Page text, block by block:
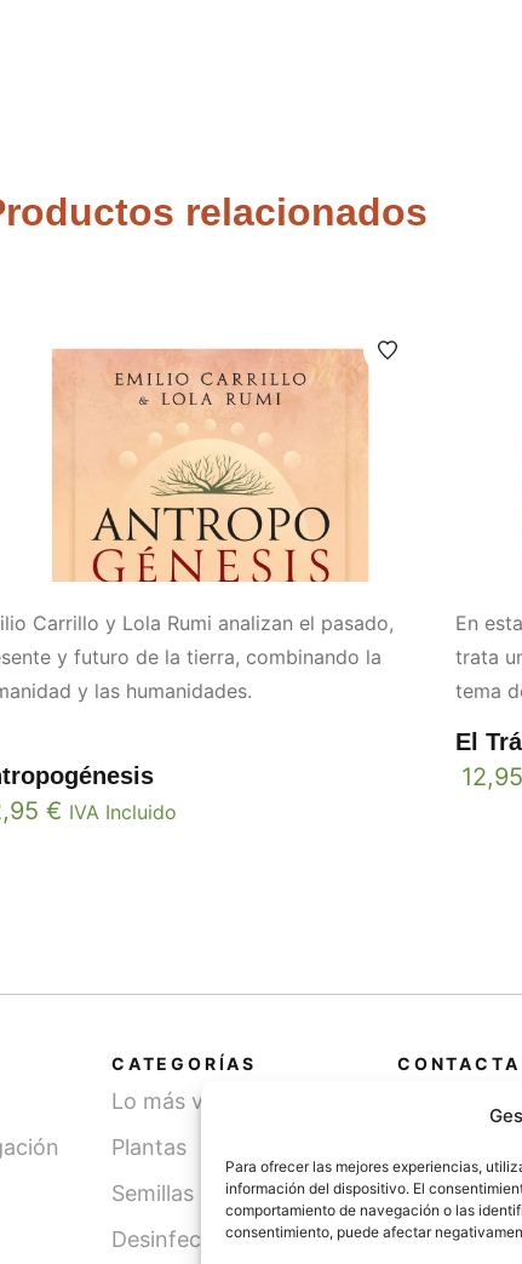
Para ofrecer las mejores experiencias,
información del dispositivo. El
comportamiento de navegación o las
consentimiento, puede afectar
relacionados
Carrillo y Lola Rumi analizan el pasado,
y futuro de la tierra, combinando la
y las humanidades.
€ IVA Incluido
En
trata
tema
El
12,95
CATEGORÍAS
Lo más vendido
Plantas
Semillas
Desinfección de agua
CONTACTA
(Lérida)